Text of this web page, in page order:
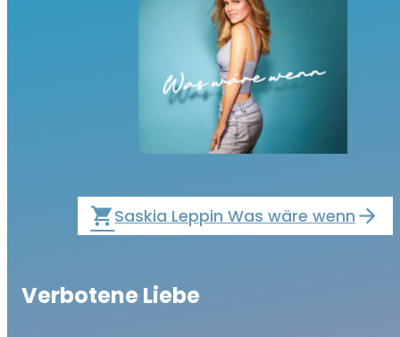
local_grocery_storeSaskia Leppin Was wäre wenn
Verbotene Liebe